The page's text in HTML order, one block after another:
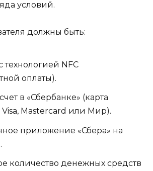
условий.
должны быть:
технологией NFC
оплаты).
в «Сбербанке» (карта
Mastercard или Мир).
приложение «Сбера» на
количество денежных средств